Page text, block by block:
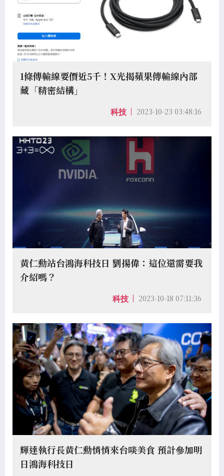
1條傳輸線要價近5千！X光揭蘋果傳輸線內部
藏「精密結構」
科技 2023-10-23 03:48:16
黃仁勳站台鴻海科技日 劉揚偉：這位還需要我
介紹嗎？
科技 2023-10-18 07:11:36
輝達執行長黃仁勳悄悄來台啖美食 預計參加明
日鴻海科技日